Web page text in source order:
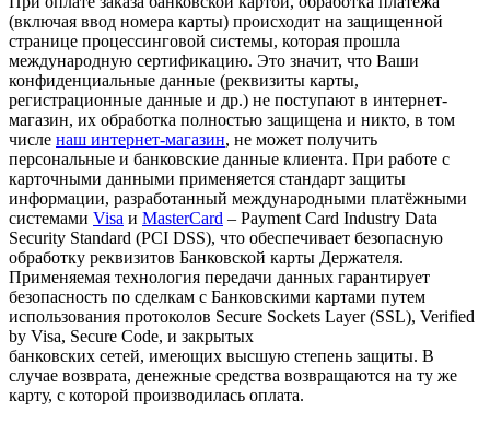
(включая ввод номера карты) происходит на защищенной
странице процессинговой системы, которая прошла
международную сертификацию. Это значит, что Ваши
конфиденциальные данные (реквизиты карты,
регистрационные данные и др.) не поступают в интернет-
магазин, их обработка полностью защищена и никто, в том
числе наш интернет-магазин, не может получить
персональные и банковские данные клиента. При работе с
карточными данными применяется стандарт защиты
информации, разработанный международными платёжными
системами Visa и MasterCard – Payment Card Industry Data
Security Standard (PCI DSS), что обеспечивает безопасную
обработку реквизитов Банковской карты Держателя.
Применяемая технология передачи данных гарантирует
безопасность по сделкам с Банковскими картами путем
использования протоколов Secure Sockets Layer (SSL), Verified
by Visa, Secure Code, и закрытых
банковских сетей, имеющих высшую степень защиты. В
случае возврата, денежные средства возвращаются на ту же
карту, с которой производилась оплата.